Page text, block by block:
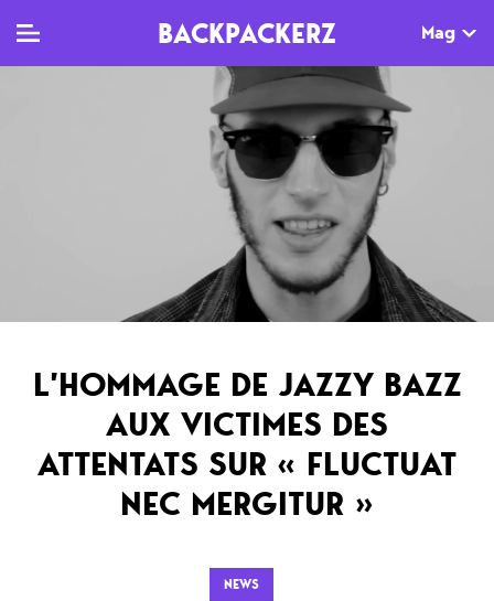
BACKPACKERZ Mag
MAG
Dossiers
Tops
Interviews
Sorties
Newsletter
AGENDA
Festivals
L’HOMMAGE DE JAZZY BAZZ
AUX VICTIMES DES
ATTENTATS SUR « FLUCTUAT
NEC MERGITUR »
NEWS